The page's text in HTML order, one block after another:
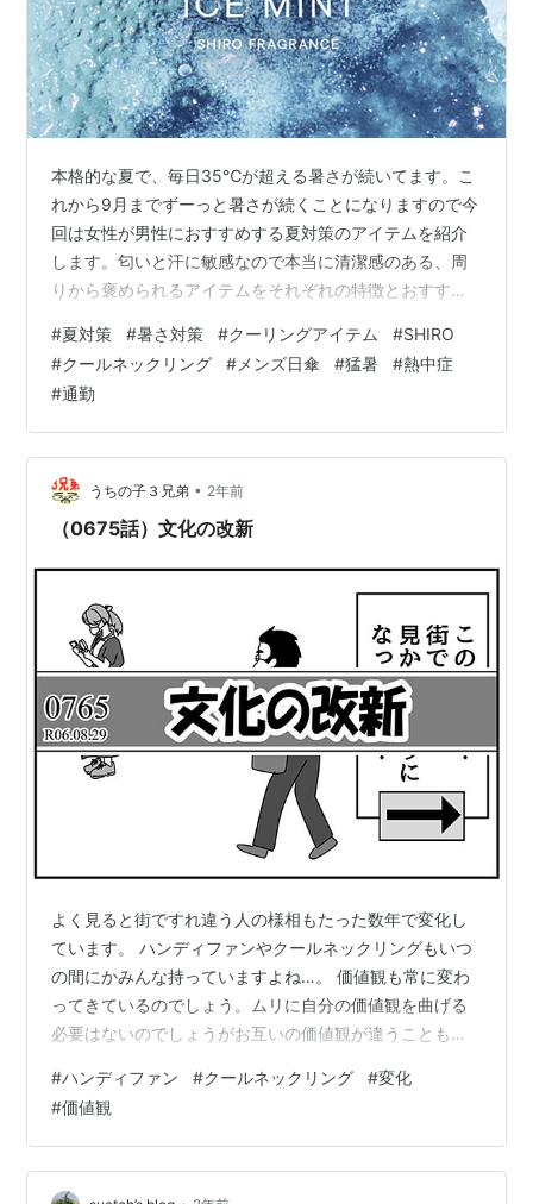
本格的な夏で、毎日35℃が超える暑さが続いてます。こ
れから9月までずーっと暑さが続くことになりますので今
回は女性が男性におすすめする夏対策のアイテムを紹介
します。匂いと汗に敏感なので本当に清潔感のある、周
りから褒められるアイテムをそれぞれの特徴とおすすめ
化粧品のブランドSHIROは去年から大人気で、デパート
の中でもお会計だけでとても並んでる人気シリーズで
す。清涼感のあるアイスミントの香りとメントール効果
により、肌に塗布した瞬間からひんやりとした感覚を得
られます。特にボディミストやハンドジェルは、外出時
や運動後に使うことで、暑さによる不…
#夏対策 #暑さ対策 #クーリングアイテム #SHIRO
#クールネックリング # メンズ日傘 #猛暑 #熱中症
#通勤
うちの子３兄弟 • 2年前
（0675話）文化の改新
よく見ると街ですれ違う人の様相もたった数年で変化し
ています。 ハンディファンやクールネックリングもいつ
の間にかみんな持っていますよね…。 価値観も常に変わ
ってきているのでしょう。ムリに自分の価値観を曲げる
必要はないのでしょうがお互いの価値観が違うこともあ
ちろんですが、家族でもそうなのかもしれません。ラン
キング参加中コミックエッセイ ランキング参加中暮らし
と、子育て ランキング参加中育児・子育て --------------
-------- ブログ「うちの子３兄弟（再）」では初期作品
#ハンディファン #クールネックリング #変化
#価値観